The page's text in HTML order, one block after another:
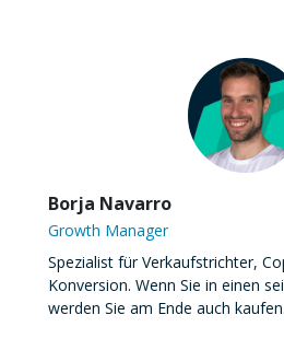
Borja Navarro
Growth Manager
Spezialist für Verkaufstrichter,
Konversion. Wenn Sie in einen
werden Sie am Ende auch kaufen.